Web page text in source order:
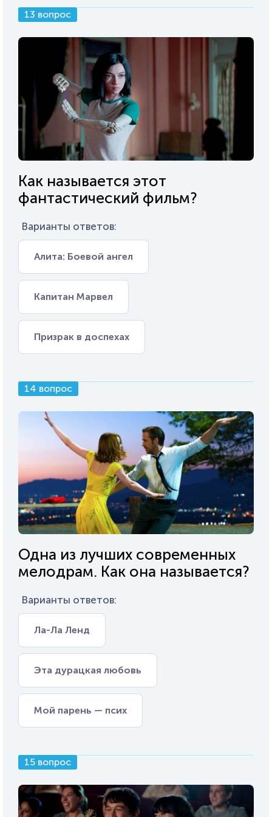
13 вопрос
Как называется этот
фантастический фильм?
Варианты ответов:
Алита: Боевой ангел
Капитан Марвел
Призрак в доспехах
14 вопрос
Одна из лучших современных
мелодрам. Как она называется?
Варианты ответов:
Ла-Ла Ленд
Эта дурацкая любовь
Мой парень — псих
15 вопрос